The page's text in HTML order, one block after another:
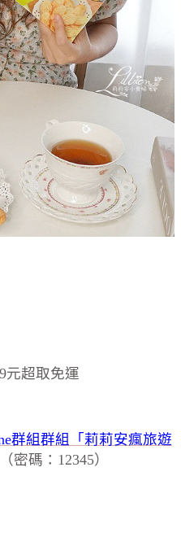
元超取免運
群組群組「莉莉安瘋旅遊
密碼：12345）